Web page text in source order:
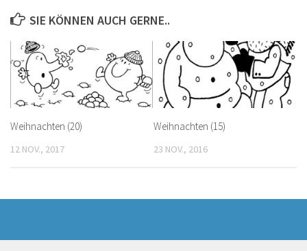
SIE KÖNNEN AUCH GERNE..
Weihnachten (20)
12 NOV., 2017
Weihnachten (15)
23 NOV., 2016